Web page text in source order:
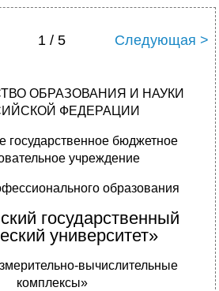
1 / 5 Следующая >
ОБРАЗОВАНИЯ И НАУКИ
ФЕДЕРАЦИИ
государственное бюджетное
учреждение
образования
государственный
университет»
вычислительные
комплексы»